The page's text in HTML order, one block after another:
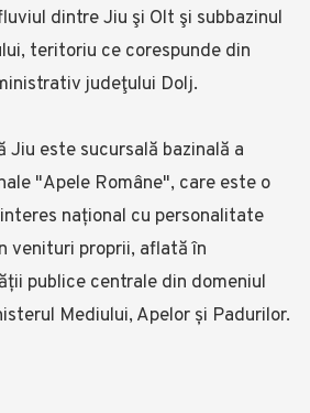
dintre Jiu şi Olt şi subbazinul
teritoriu ce corespunde din
judeţului Dolj.
Jiu este sucursală bazinală a
"Apele Române", care este o
național cu personalitate
venituri proprii, aflată în
publice centrale din domeniul
Mediului, Apelor și Padurilor.